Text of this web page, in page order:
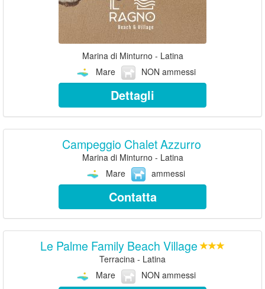
Marina di Minturno - Latina
Mare
NON ammessi
Dettagli
Campeggio Chalet Azzurro
Marina di Minturno - Latina
Mare
ammessi
Contatta
Le Palme Family Beach Village
Terracina - Latina
Mare
NON ammessi